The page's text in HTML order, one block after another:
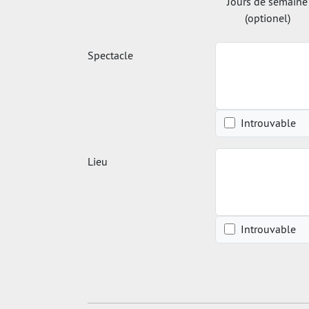
(optionel)
Spectacle
Introuvable
Lieu
Introuvable